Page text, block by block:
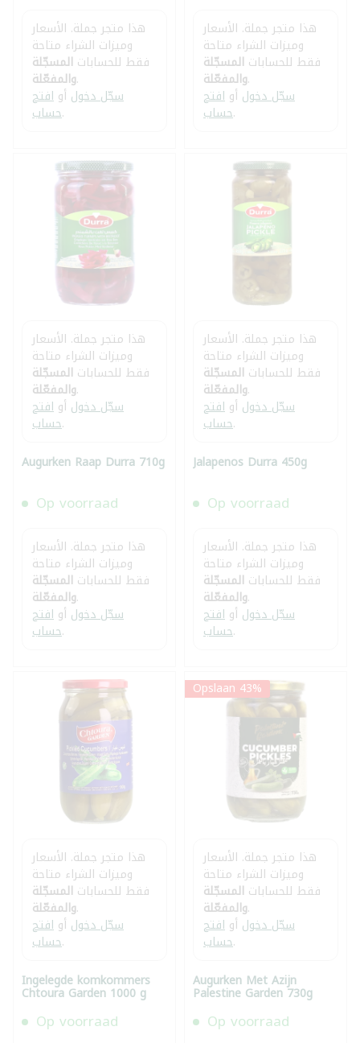
هذا متجر جملة. الأسعار
وميزات الشراء متاحة
فقط للحسابات المسجّلة
والمفعّلة.
سجّل دخول أو افتح
حساب.
هذا متجر جملة. الأسعار
وميزات الشراء متاحة
فقط للحسابات المسجّلة
والمفعّلة.
سجّل دخول أو افتح
حساب.
هذا متجر جملة. الأسعار
وميزات الشراء متاحة
فقط للحسابات المسجّلة
والمفعّلة.
سجّل دخول أو افتح
حساب.
Augurken Raap Durra 710g
Op voorraad
هذا متجر جملة. الأسعار
وميزات الشراء متاحة
فقط للحسابات المسجّلة
والمفعّلة.
سجّل دخول أو افتح
حساب.
هذا متجر جملة. الأسعار
وميزات الشراء متاحة
فقط للحسابات المسجّلة
والمفعّلة.
سجّل دخول أو افتح
حساب.
Jalapenos Durra 450g
Op voorraad
هذا متجر جملة. الأسعار
وميزات الشراء متاحة
فقط للحسابات المسجّلة
والمفعّلة.
سجّل دخول أو افتح
حساب.
هذا متجر جملة. الأسعار
وميزات الشراء متاحة
فقط للحسابات المسجّلة
والمفعّلة.
سجّل دخول أو افتح
حساب.
Ingelegde komkommers
Chtoura Garden 1000 g
Op voorraad
Opslaan 43%
هذا متجر جملة. الأسعار
وميزات الشراء متاحة
فقط للحسابات المسجّلة
والمفعّلة.
سجّل دخول أو افتح
حساب.
Augurken Met Azijn
Palestine Garden 730g
Op voorraad